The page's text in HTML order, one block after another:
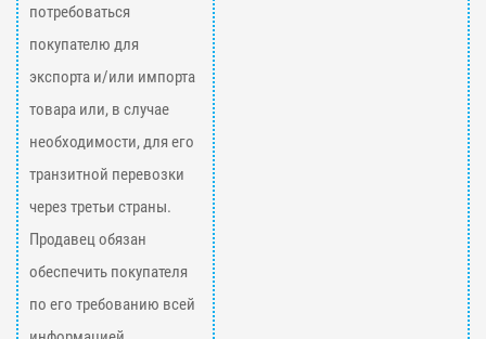
потребоваться
покупателю для
экспорта и/или импорта
товара или, в случае
необходимости, для его
транзитной перевозки
через третьи страны.
Продавец обязан
обеспечить покупателя
по его требованию всей